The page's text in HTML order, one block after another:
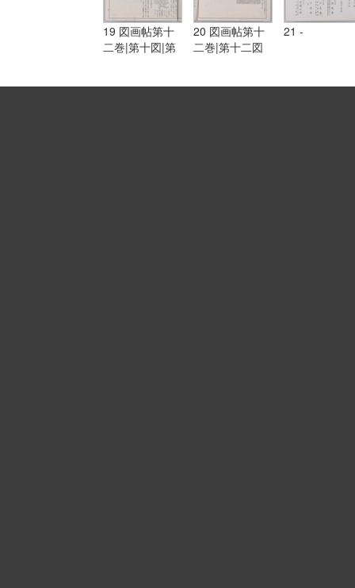
19 図画帖第十
二巻|第十図|第
20 図画帖第十
二巻|第十二図
21 -